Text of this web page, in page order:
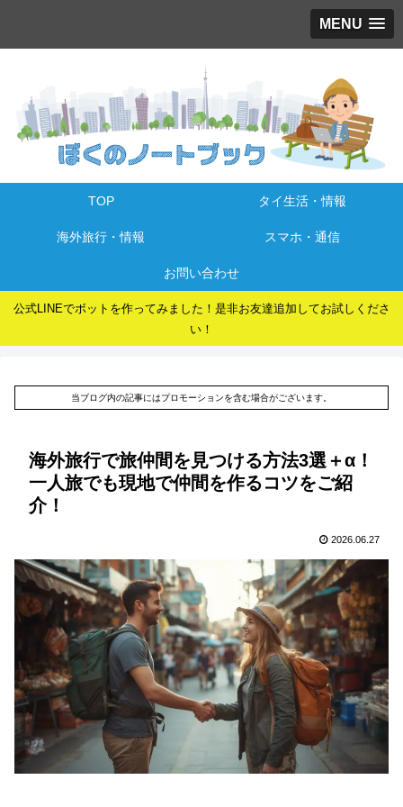
MENU
TOP タイ生活・情報
海外旅行・情報 スマホ・通信
お問い合わせ
公式LINEでボットを作ってみました！是非お友達追加してお試しくださ
い！
当ブログ内の記事にはプロモーションを含む場合がございます。
海外旅行で旅仲間を見つける方法3選＋α！
一人旅でも現地で仲間を作るコツをご紹
介！
2026.06.27